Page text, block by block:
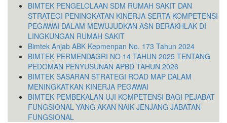
BIMTEK PENGELOLAAN SDM RUMAH SAKIT DAN
STRATEGI PENINGKATAN KINERJA SERTA KOMPETENSI
PEGAWAI DALAM MEWUJUDKAN ASN BERAKHLAK DI
LINGKUNGAN RUMAH SAKIT
Bimtek Anjab ABK Kepmenpan No. 173 Tahun 2024
BIMTEK PERMENDAGRI NO 14 TAHUN 2025 TENTANG
PEDOMAN PENYUSUNAN APBD TAHUN 2026
BIMTEK SASARAN STRATEGI ROAD MAP DALAM
MENINGKATKAN KINERJA PEGAWAI
BIMTEK PEMBEKALAN UJI KOMPETENSI BAGI PEJABAT
FUNGSIONAL YANG AKAN NAIK JENJANG JABATAN
FUNGSIONAL